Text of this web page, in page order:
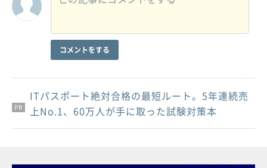
コメントをする
PR
PR
PR
ITパスポート絶対合格の最短ルート。5年連続売
上No.1、60万人が手に取った試験対策本